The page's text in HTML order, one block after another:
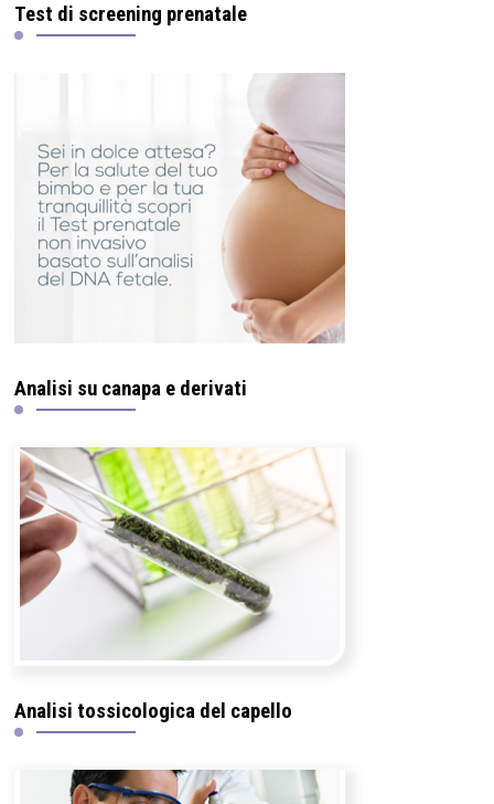
Test di screening prenatale
Analisi su canapa e derivati
Analisi tossicologica del capello